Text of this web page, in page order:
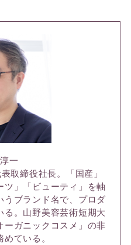
一
締役社長。「国産」
ツ」「ビューティ」を軸
うブランド名で、プロダ
る。山野美容芸術短期大
ガニックコスメ」の非
ている。